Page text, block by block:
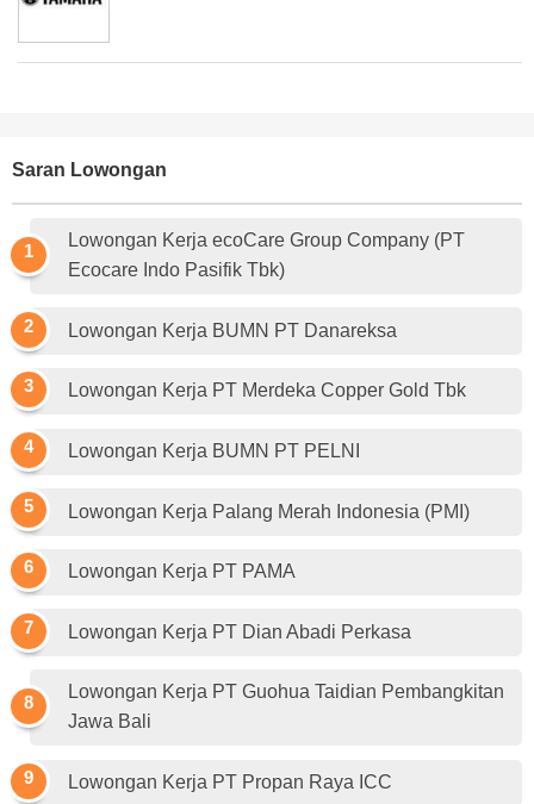
Saran Lowongan
Lowongan Kerja ecoCare Group Company (PT
Ecocare Indo Pasifik Tbk)
Lowongan Kerja BUMN PT Danareksa
Lowongan Kerja PT Merdeka Copper Gold Tbk
Lowongan Kerja BUMN PT PELNI
Lowongan Kerja Palang Merah Indonesia (PMI)
Lowongan Kerja PT PAMA
Lowongan Kerja PT Dian Abadi Perkasa
Lowongan Kerja PT Guohua Taidian Pembangkitan
Jawa Bali
Lowongan Kerja PT Propan Raya ICC